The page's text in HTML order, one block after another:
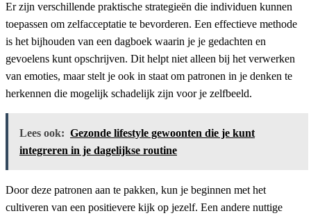
Er zijn verschillende praktische strategieën die individuen kunnen
toepassen om zelfacceptatie te bevorderen. Een effectieve methode
is het bijhouden van een dagboek waarin je je gedachten en
gevoelens kunt opschrijven. Dit helpt niet alleen bij het verwerken
van emoties, maar stelt je ook in staat om patronen in je denken te
herkennen die mogelijk schadelijk zijn voor je zelfbeeld.
Lees ook: Gezonde lifestyle gewoonten die je kunt
integreren in je dagelijkse routine
Door deze patronen aan te pakken, kun je beginnen met het
cultiveren van een positievere kijk op jezelf. Een andere nuttige